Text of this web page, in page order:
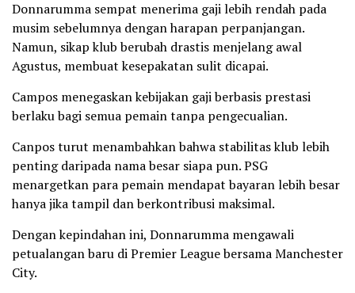
Donnarumma sempat menerima gaji lebih rendah pada
musim sebelumnya dengan harapan perpanjangan.
Namun, sikap klub berubah drastis menjelang awal
Agustus, membuat kesepakatan sulit dicapai.
Campos menegaskan kebijakan gaji berbasis prestasi
berlaku bagi semua pemain tanpa pengecualian.
Canpos turut menambahkan bahwa stabilitas klub lebih
penting daripada nama besar siapa pun. PSG
menargetkan para pemain mendapat bayaran lebih besar
hanya jika tampil dan berkontribusi maksimal.
Dengan kepindahan ini, Donnarumma mengawali
petualangan baru di Premier League bersama Manchester
City.